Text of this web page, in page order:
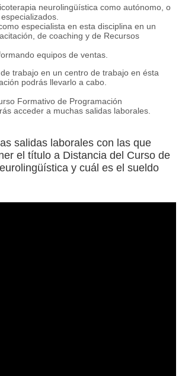
neurolingüística como autónomo, o
especialista en esta disciplina en un
de coaching y de Recursos
equipos de ventas.
trabajo en un centro de trabajo en ésta
podrás llevarlo a cabo.
Formativo de Programación
acceder a muchas salidas laborales.
salidas laborales con las que
el título a Distancia del Curso de
y cuál es el sueldo